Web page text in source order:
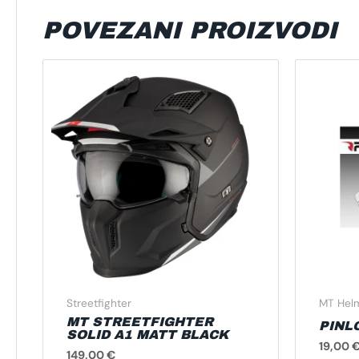
POVEZANI PROIZVODI
Streetfighter
MT STREETFIGHTER
SOLID A1 MATT BLACK
149,00€
proizvod
više
varijanti.
Opcije
se
mogu
odabrati
MT
19,00